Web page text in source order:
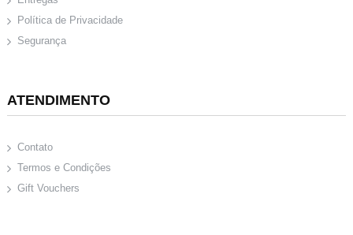
Política de Privacidade
Segurança
ATENDIMENTO
Contato
Termos e Condições
Gift Vouchers